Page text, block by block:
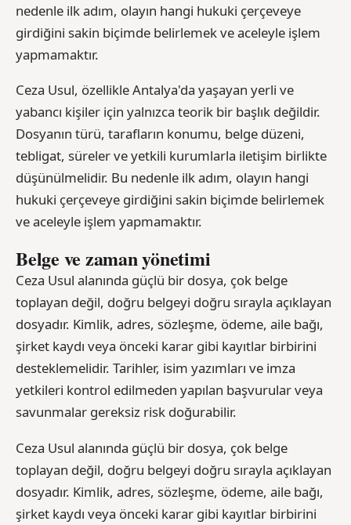
nedenle ilk adım, olayın hangi hukuki çerçeveye
girdiğini sakin biçimde belirlemek ve aceleyle işlem
yapmamaktır.
Ceza Usul, özellikle Antalya'da yaşayan yerli ve
yabancı kişiler için yalnızca teorik bir başlık değildir.
Dosyanın türü, tarafların konumu, belge düzeni,
tebligat, süreler ve yetkili kurumlarla iletişim birlikte
düşünülmelidir. Bu nedenle ilk adım, olayın hangi
hukuki çerçeveye girdiğini sakin biçimde belirlemek
ve aceleyle işlem yapmamaktır.
Belge ve zaman yönetimi
Ceza Usul alanında güçlü bir dosya, çok belge
toplayan değil, doğru belgeyi doğru sırayla açıklayan
dosyadır. Kimlik, adres, sözleşme, ödeme, aile bağı,
şirket kaydı veya önceki karar gibi kayıtlar birbirini
desteklemelidir. Tarihler, isim yazımları ve imza
yetkileri kontrol edilmeden yapılan başvurular veya
savunmalar gereksiz risk doğurabilir.
Ceza Usul alanında güçlü bir dosya, çok belge
toplayan değil, doğru belgeyi doğru sırayla açıklayan
dosyadır. Kimlik, adres, sözleşme, ödeme, aile bağı,
şirket kaydı veya önceki karar gibi kayıtlar birbirini